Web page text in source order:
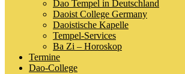
Dao Tempel in Deutschland
Daoist College Germany
Daoistische Kapelle
Tempel-Services
Ba Zi – Horoskop
Termine
Dao-College